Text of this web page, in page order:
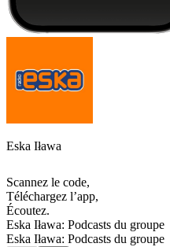
Eska Iława
Scannez le code,
Téléchargez l’app,
Écoutez.
Eska Iława: Podcasts du groupe
Eska Iława: Podcasts du groupe